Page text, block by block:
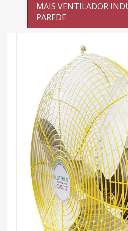
MAIS VENTILADOR
PAREDE